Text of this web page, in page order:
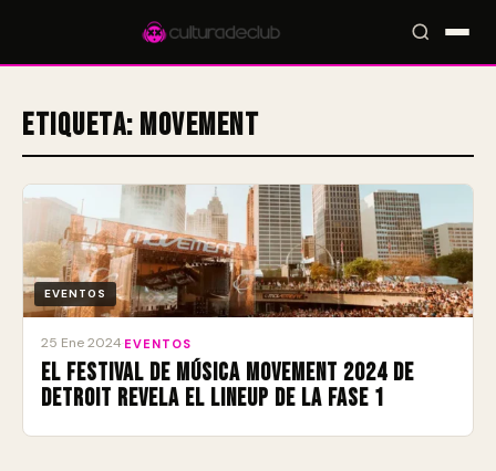
Accesos rápidos:🎪 Eventos🎤 Artistas📍 Locales📰 Magazine
Etiqueta: Movement
EVENTOS
25 Ene 2024 EVENTOS
El Festival de Música Movement 2024 de
Detroit revela el Lineup de la Fase 1